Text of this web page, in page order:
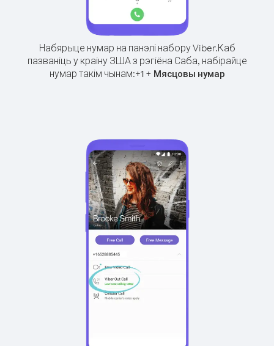
Набярыце нумар на панэлі набору Viber.Каб
пазваніць у краіну ЗША з рэгіёна Саба, набірайце
нумар такім чынам:+1+ Мясцовы нумар